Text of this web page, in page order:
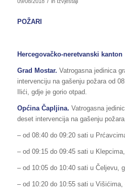
POŽARI
Hercegovačko-neretvanski kanton
Grad Mostar. Vatrogasna jedinica
intervenciju na gašenju požara od
Ilići, gdje je gorio otpad.
Općina Čapljina. Vatrogasna
deset intervencija na gašenju
– od 08:40 do 09:20 sati u
– od 09:15 do 09:45 sati u
– od 10:05 do 10:40 sati u Čeljevu,
– od 10:20 do 10:55 sati u Višićima,